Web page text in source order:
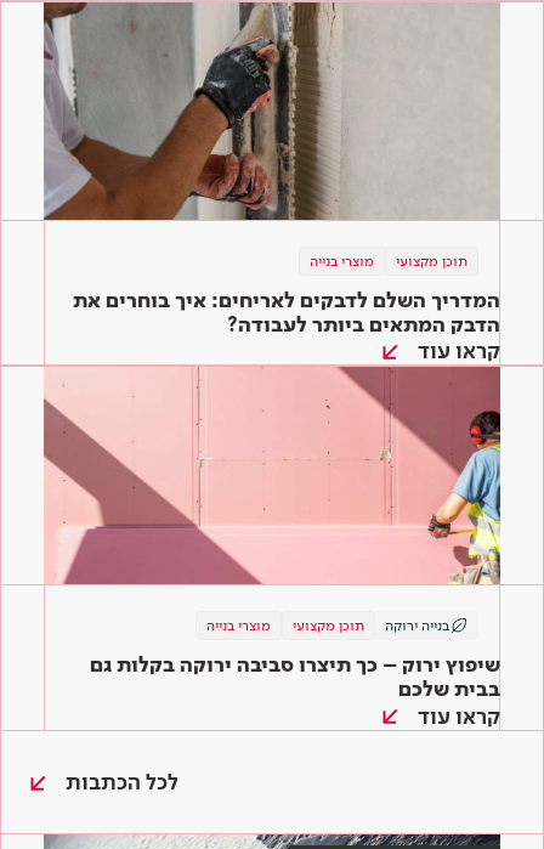
תוכן מקצועי מוצרי בנייה
המדריך השלם לדבקים לאריחים: איך בוחרים את
הדבק המתאים ביותר לעבודה?
קראו עוד
בנייה ירוקה תוכן מקצועי מוצרי בנייה
שיפוץ ירוק – כך תיצרו סביבה ירוקה בקלות גם
בבית שלכם
קראו עוד
לכל הכתבות